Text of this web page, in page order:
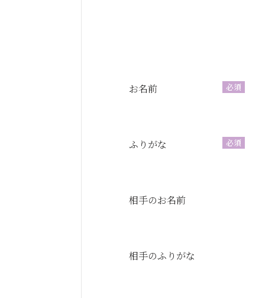
お名前 必須
ふりがな 必須
相手のお名前
相手のふりがな